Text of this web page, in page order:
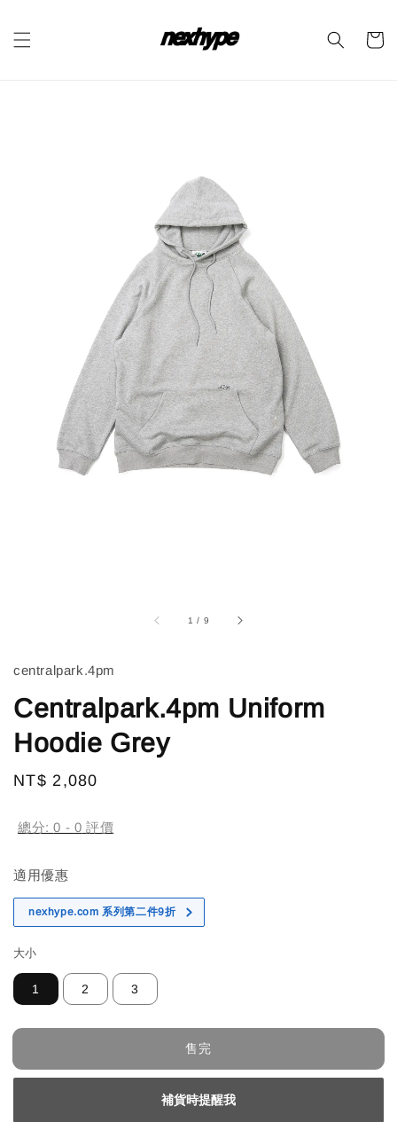
1 / 9
centralpark.4pm
Centralpark.4pm Uniform
Hoodie Grey
Regular
NT$ 2,080
總分:0 - 0 評價
適用優惠
nexhype.com 系列第二件9折
大小
1 2 3
售完
補貨時提醒我